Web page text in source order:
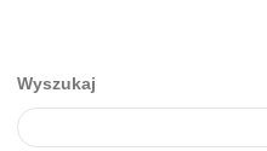
Wyszukaj